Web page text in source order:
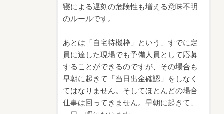
寝による遅刻の危険性も増える意味不明
のルールです。
あとは「自宅待機枠」という、すでに定
員に達した現場でも予備人員として応募
することができるのですが、その場合も
早朝に起きて「当日出金確認」をしなく
てはなりません。そしてほとんどの場合
仕事は回ってきません。早朝に起きて、